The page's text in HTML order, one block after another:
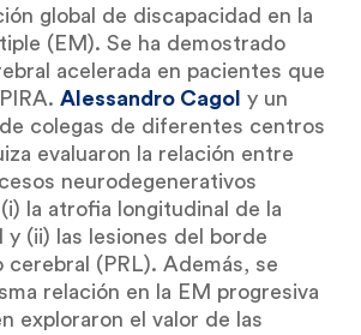
global de discapacidad en la
(EM). Se ha demostrado
acelerada en pacientes que
Alessandro Cagol y un
colegas de diferentes centros
evaluaron la relación entre
neurodegenerativos
la atrofia longitudinal de la
y (ii) las lesiones del borde
cerebral (PRL). Además, se
relación en la EM progresiva
exploraron el valor de las